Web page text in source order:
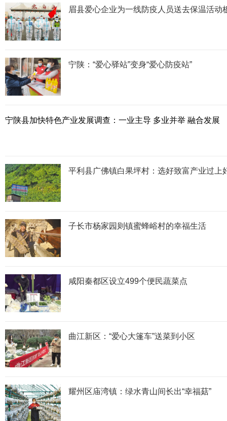
眉县爱心企业为一线防疫人员送去保温活动
宁陕：“爱心驿站”变身“爱心防疫站”
宁陕县加快特色产业发展调查：一业主导 多业并举 融合发展
平利县广佛镇白果坪村：选好致富产业过上
子长市杨家园则镇蜜蜂峪村的幸福生活
咸阳秦都区设立499个便民蔬菜点
曲江新区：“爱心大篷车”送菜到小区
耀州区庙湾镇：绿水青山间长出“幸福菇”